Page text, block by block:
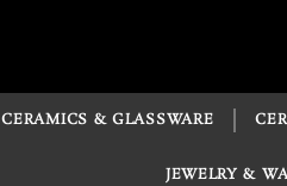
CERAMICS & GLASSWARE
JEWELRY &